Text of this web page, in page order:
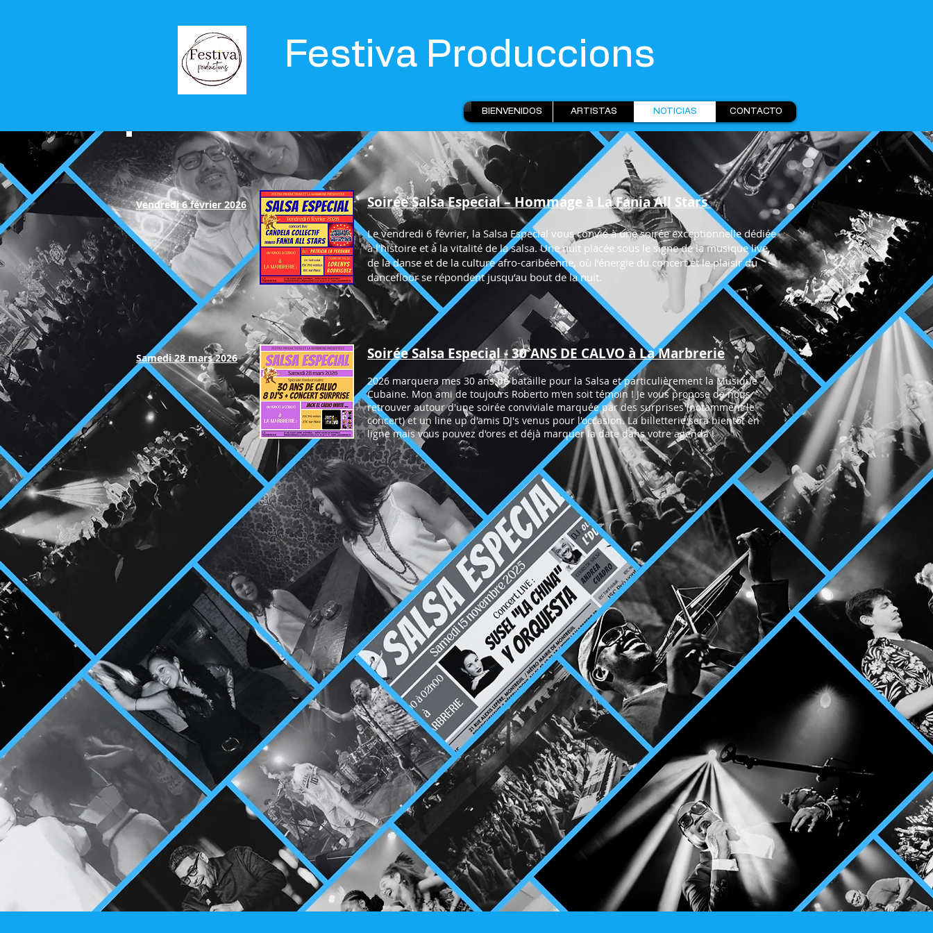
Festiva Produccions
BIENVENIDOS ARTISTAS NOTICIAS CONTACTO
Vendredi 6 février 2026
Le vendredi 6 février, la Salsa Especial vous convie à une soirée exceptionnelle dédiée
à l’histoire et à la vitalité de la salsa. Une nuit placée sous le signe de la musique live,
de la danse et de la culture afro-caribéenne, où l’énergie du concert et le plaisir du
dancefloor se répondent jusqu’au bout de la nuit.
Soirée Salsa Especial – Hommage à La Fania All Stars
Samedi 28 mars 2026
2026 marquera mes 30 ans de bataille pour la Salsa et particulièrement la Musique
Cubaine. Mon ami de toujours Roberto m'en soit témoin ! Je vous propose de nous
retrouver autour d'une soirée conviviale marquée par des surprises (notamment le
concert) et un line up d'amis DJ's venus pour l'occasion. La billetterie sera bientôt en
ligne mais vous pouvez d'ores et déjà marquer la date dans votre agenda !
Soirée Salsa Especial - 30 ANS DE CALVO à La Marbrerie